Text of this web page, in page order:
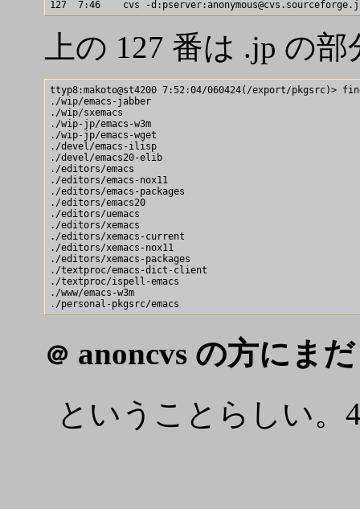
上の 127 番は .jp の
ttyp8:makoto@st4200 7:52:04/060424(/export/pkgsrc)>
./wip/emacs-jabber
./wip/sxemacs
./wip-jp/emacs-w3m
./wip-jp/emacs-wget
./devel/emacs-ilisp
./devel/emacs20-elib
./editors/emacs
./editors/emacs-nox11
./editors/emacs-packages
./editors/emacs20
./editors/uemacs
./editors/xemacs
./editors/xemacs-current
./editors/xemacs-nox11
./editors/xemacs-packages
./textproc/emacs-dict-client
./textproc/ispell-emacs
./www/emacs-w3m
＠ anoncvs の方にま
ということらしい。